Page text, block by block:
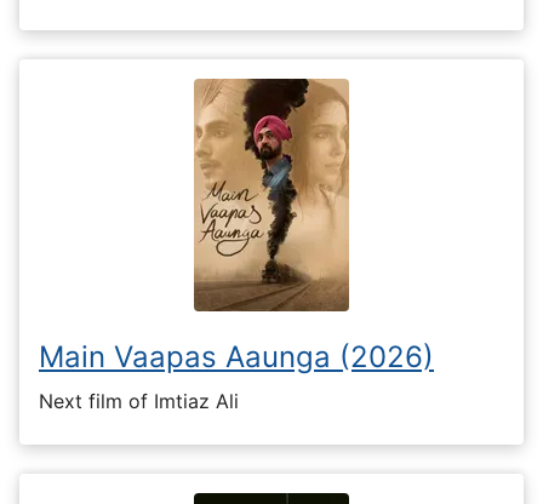
Main Vaapas Aaunga (2026)
Next film of Imtiaz Ali